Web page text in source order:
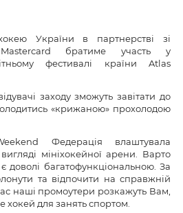
України в партнерстві зі
братиме участь у
фестивалі країни Atlas
заходу зможуть завітати до
«крижаною» прохолодою
Федерація влаштувала
мініхокейної арени. Варто
доволі багатофункціональною. За
та відпочити на справжній
наші промоутери розкажуть Вам,
хокей для занять спортом.